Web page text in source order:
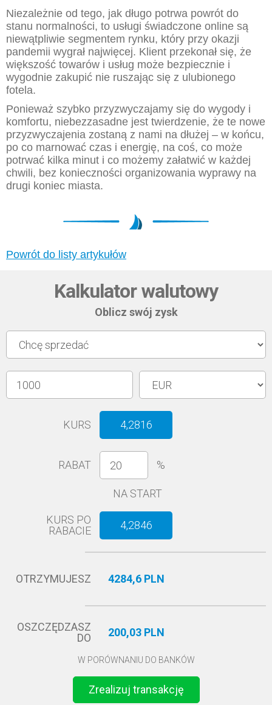
Niezależnie od tego, jak długo potrwa powrót do
stanu normalności, to usługi świadczone online są
niewątpliwie segmentem rynku, który przy okazji
pandemii wygrał najwięcej. Klient przekonał się, że
większość towarów i usług może bezpiecznie i
wygodnie zakupić nie ruszając się z ulubionego
fotela.
Ponieważ szybko przyzwyczajamy się do wygody i
komfortu, niebezzasadne jest twierdzenie, że te nowe
przyzwyczajenia zostaną z nami na dłużej – w końcu,
po co marnować czas i energię, na coś, co może
potrwać kilka minut i co możemy załatwić w każdej
chwili, bez konieczności organizowania wyprawy na
drugi koniec miasta.
Powrót do listy artykułów
Kalkulator walutowy
Oblicz swój zysk
KURS 4,2816
RABAT %
NA START
KURS PO
RABACIE
4,2846
OTRZYMUJESZ 4284,6 PLN
OSZCZĘDZASZ
DO
200,03 PLN
W PORÓWNANIU DO BANKÓW
Zrealizuj transakcję